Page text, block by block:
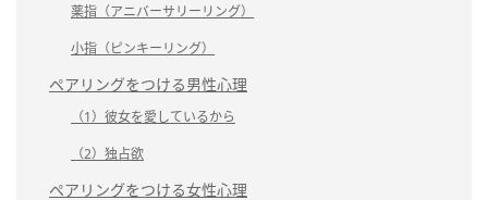
薬指（アニバーサリーリング）
小指（ピンキーリング）
ペアリングをつける男性心理
（1）彼女を愛しているから
（2）独占欲
ペアリングをつける女性心理